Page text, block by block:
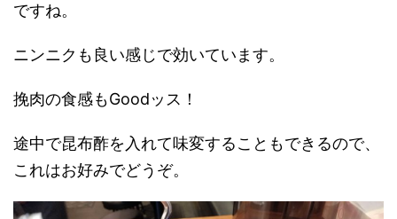
ですね。
ニンニクも良い感じで効いています。
挽肉の食感もGoodッス！
途中で昆布酢を入れて味変することもできるので、
これはお好みでどうぞ。